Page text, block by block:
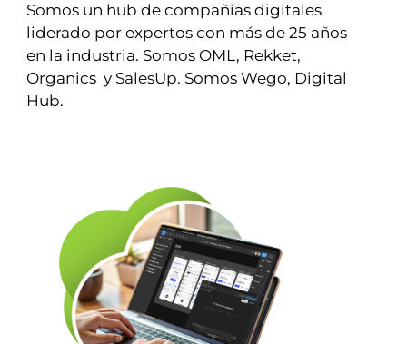
Somos un hub de compañías digitales
liderado por expertos con más de 25 años
en la industria. Somos OML, Rekket,
Organics y SalesUp. Somos Wego, Digital
Hub.